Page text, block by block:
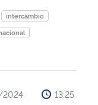
intercâmbio
13:25